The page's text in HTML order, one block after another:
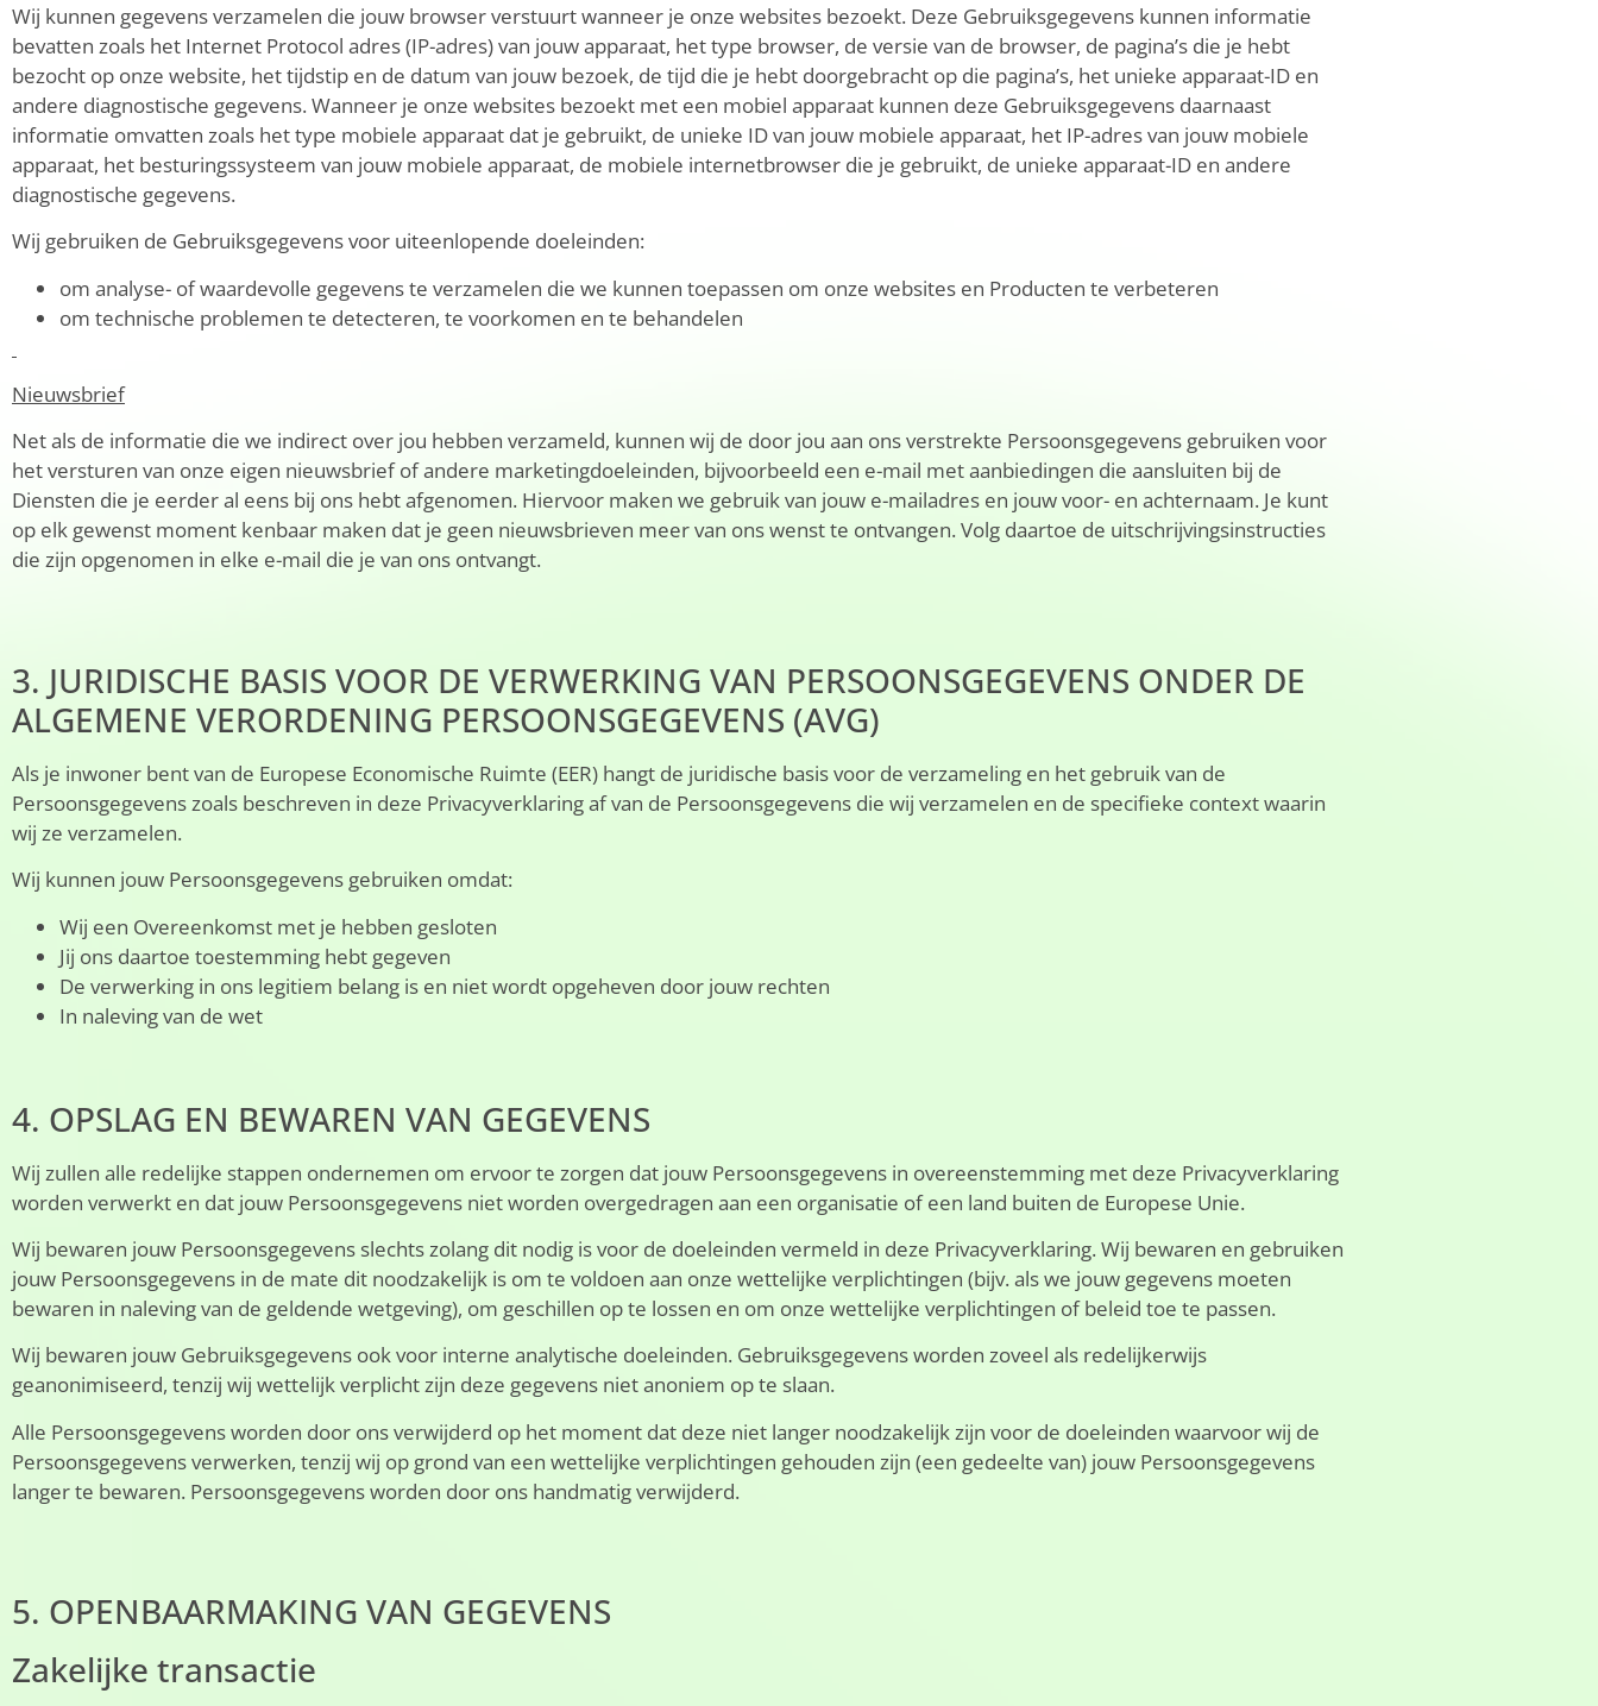
Wij kunnen gegevens verzamelen die jouw browser verstuurt wanneer je onze websites bezoekt. Deze Gebruiksgegevens kunnen informatie
bevatten zoals het Internet Protocol adres (IP-adres) van jouw apparaat, het type browser, de versie van de browser, de pagina’s die je hebt
bezocht op onze website, het tijdstip en de datum van jouw bezoek, de tijd die je hebt doorgebracht op die pagina’s, het unieke apparaat-ID en
andere diagnostische gegevens. Wanneer je onze websites bezoekt met een mobiel apparaat kunnen deze Gebruiksgegevens daarnaast
informatie omvatten zoals het type mobiele apparaat dat je gebruikt, de unieke ID van jouw mobiele apparaat, het IP-adres van jouw mobiele
apparaat, het besturingssysteem van jouw mobiele apparaat, de mobiele internetbrowser die je gebruikt, de unieke apparaat-ID en andere
diagnostische gegevens.
Wij gebruiken de Gebruiksgegevens voor uiteenlopende doeleinden:
om analyse- of waardevolle gegevens te verzamelen die we kunnen toepassen om onze websites en Producten te verbeteren
om technische problemen te detecteren, te voorkomen en te behandelen
Nieuwsbrief
Net als de informatie die we indirect over jou hebben verzameld, kunnen wij de door jou aan ons verstrekte Persoonsgegevens gebruiken voor
het versturen van onze eigen nieuwsbrief of andere marketingdoeleinden, bijvoorbeeld een e-mail met aanbiedingen die aansluiten bij de
Diensten die je eerder al eens bij ons hebt afgenomen. Hiervoor maken we gebruik van jouw e-mailadres en jouw voor- en achternaam. Je kunt
op elk gewenst moment kenbaar maken dat je geen nieuwsbrieven meer van ons wenst te ontvangen. Volg daartoe de uitschrijvingsinstructies
die zijn opgenomen in elke e-mail die je van ons ontvangt.
3. JURIDISCHE BASIS VOOR DE VERWERKING VAN PERSOONSGEGEVENS ONDER DE
ALGEMENE VERORDENING PERSOONSGEGEVENS (AVG)
Als je inwoner bent van de Europese Economische Ruimte (EER) hangt de juridische basis voor de verzameling en het gebruik van de
Persoonsgegevens zoals beschreven in deze Privacyverklaring af van de Persoonsgegevens die wij verzamelen en de specifieke context waarin
wij ze verzamelen.
Wij kunnen jouw Persoonsgegevens gebruiken omdat:
Wij een Overeenkomst met je hebben gesloten
Jij ons daartoe toestemming hebt gegeven
De verwerking in ons legitiem belang is en niet wordt opgeheven door jouw rechten
In naleving van de wet
4. OPSLAG EN BEWAREN VAN GEGEVENS
Wij zullen alle redelijke stappen ondernemen om ervoor te zorgen dat jouw Persoonsgegevens in overeenstemming met deze Privacyverklaring
worden verwerkt en dat jouw Persoonsgegevens niet worden overgedragen aan een organisatie of een land buiten de Europese Unie.
Wij bewaren jouw Persoonsgegevens slechts zolang dit nodig is voor de doeleinden vermeld in deze Privacyverklaring. Wij bewaren en gebruiken
jouw Persoonsgegevens in de mate dit noodzakelijk is om te voldoen aan onze wettelijke verplichtingen (bijv. als we jouw gegevens moeten
bewaren in naleving van de geldende wetgeving), om geschillen op te lossen en om onze wettelijke verplichtingen of beleid toe te passen.
Wij bewaren jouw Gebruiksgegevens ook voor interne analytische doeleinden. Gebruiksgegevens worden zoveel als redelijkerwijs
geanonimiseerd, tenzij wij wettelijk verplicht zijn deze gegevens niet anoniem op te slaan.
Alle Persoonsgegevens worden door ons verwijderd op het moment dat deze niet langer noodzakelijk zijn voor de doeleinden waarvoor wij de
Persoonsgegevens verwerken, tenzij wij op grond van een wettelijke verplichtingen gehouden zijn (een gedeelte van) jouw Persoonsgegevens
langer te bewaren. Persoonsgegevens worden door ons handmatig verwijderd.
5. OPENBAARMAKING VAN GEGEVENS
Zakelijke transactie